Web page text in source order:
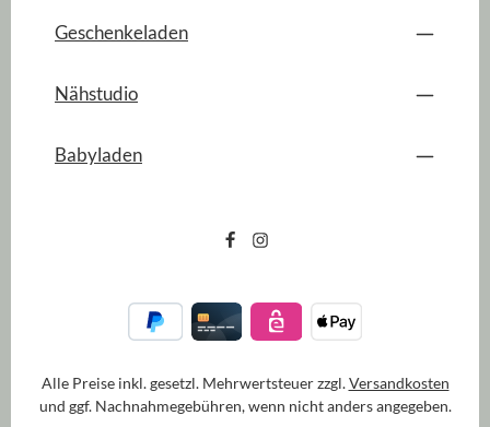
Geschenkeladen
Nähstudio
Babyladen
Alle Preise inkl. gesetzl. Mehrwertsteuer zzgl.Versandkosten
und ggf. Nachnahmegebühren, wenn nicht anders angegeben.